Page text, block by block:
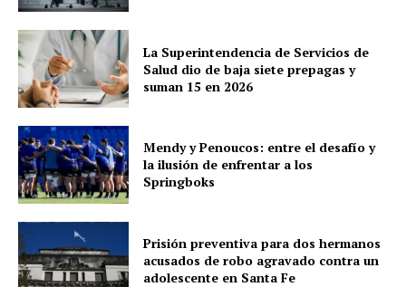
La Superintendencia de Servicios de
Salud dio de baja siete prepagas y
suman 15 en 2026
Mendy y Penoucos: entre el desafío y
la ilusión de enfrentar a los
Springboks
Prisión preventiva para dos hermanos
acusados de robo agravado contra un
adolescente en Santa Fe